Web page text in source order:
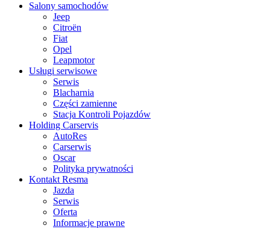
Salony samochodów
Jeep
Citroën
Fiat
Opel
Leapmotor
Usługi serwisowe
Serwis
Blacharnia
Części zamienne
Stacja Kontroli Pojazdów
Holding Carservis
AutoRes
Carserwis
Oscar
Polityka prywatności
Kontakt Resma
Jazda
Serwis
Oferta
Informacje prawne